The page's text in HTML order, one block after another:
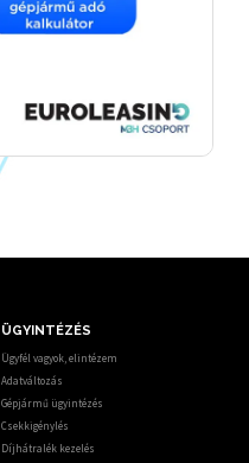
ÜGYINTÉZÉS
Ügyfél vagyok, elintézem
Adatváltozás
Gépjármű ügyintézés
Csekkigénylés
Díjhátralék kezelés